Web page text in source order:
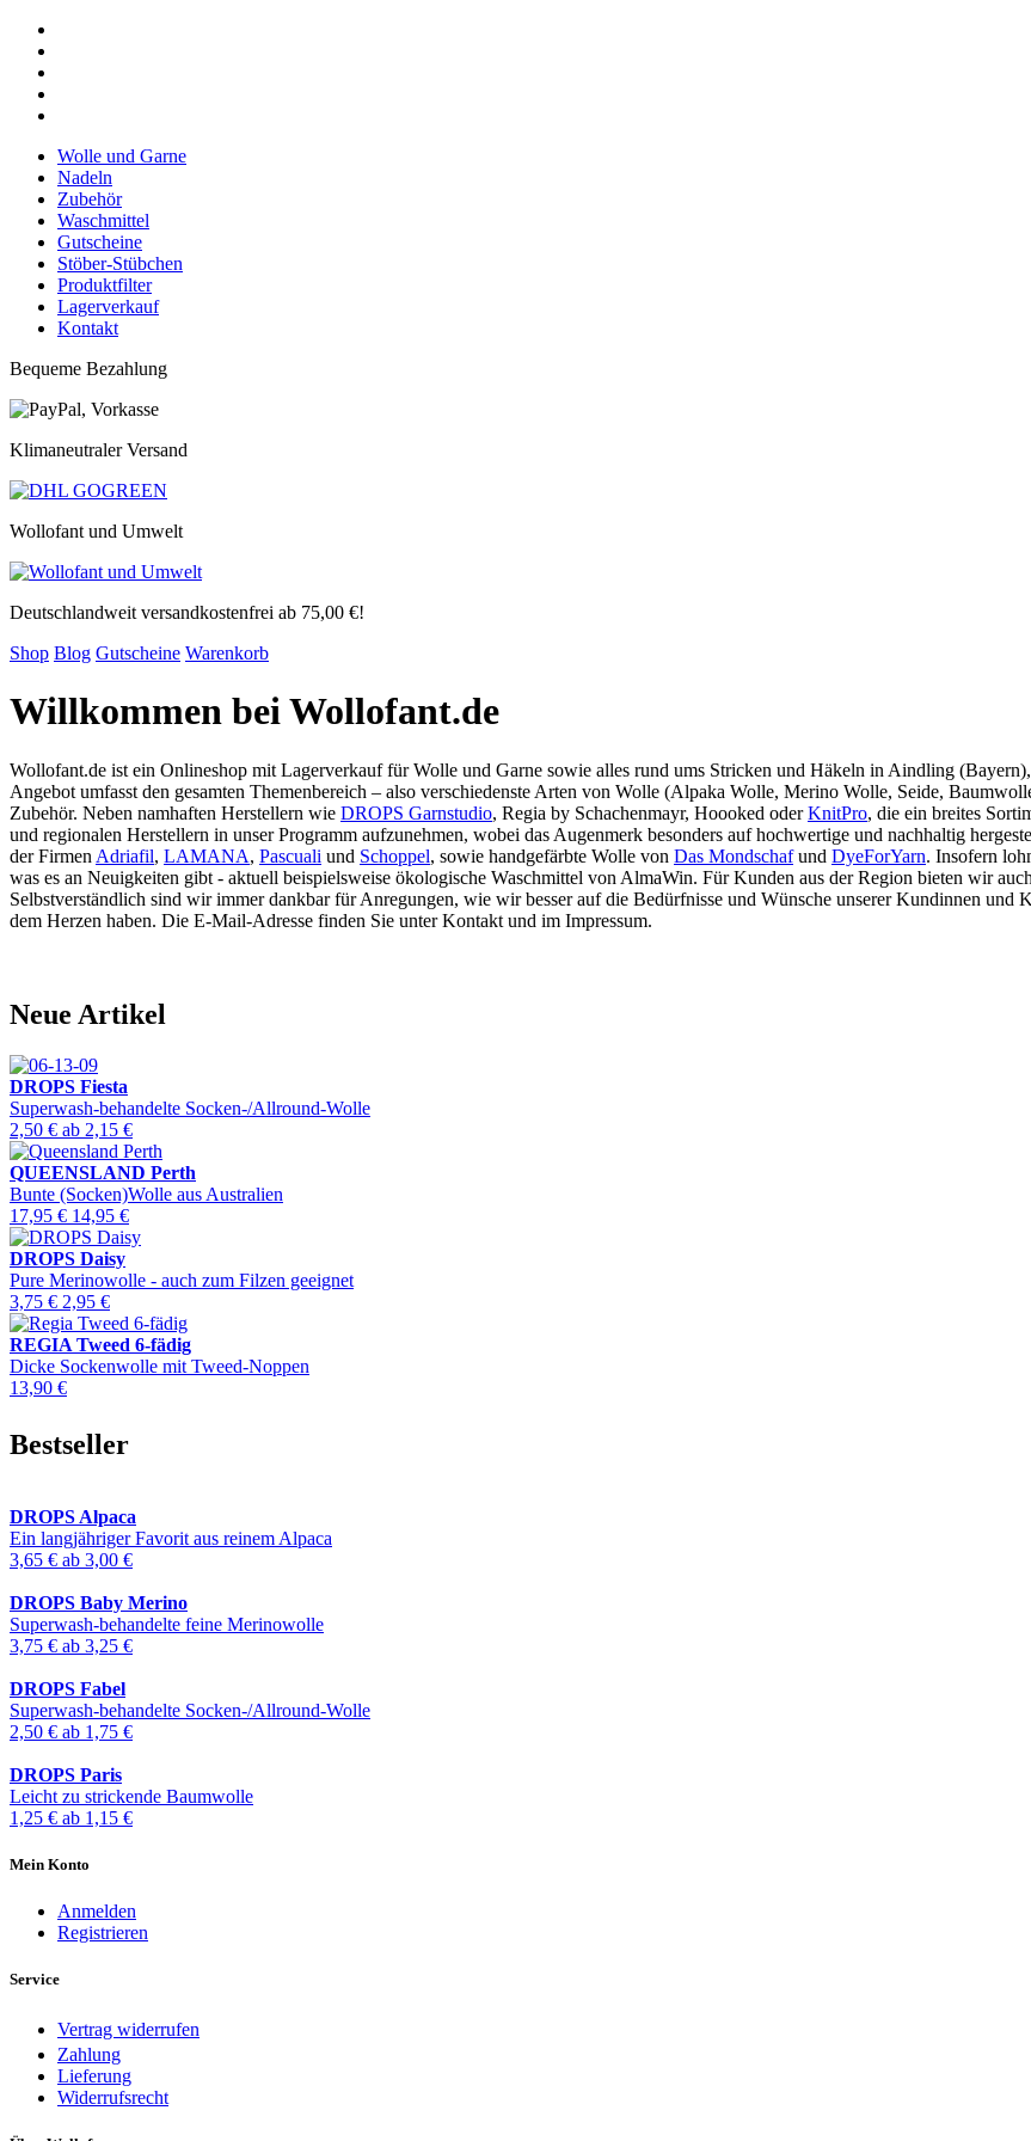
Wolle und Garne
Nadeln
Zubehör
Waschmittel
Gutscheine
Stöber-Stübchen
Produktfilter
Lagerverkauf
Kontakt
Bequeme Bezahlung
Klimaneutraler Versand
Wollofant und Umwelt
Deutschlandweit versandkostenfrei ab 75,00 €!
Shop Blog Gutscheine Warenkorb
Willkommen bei Wollofant.de
Wollofant.de ist ein Onlineshop mit Lagerverkauf für Wolle und Garne sowie alles rund ums Stricken und Häkeln in Aindling
Angebot umfasst den gesamten Themenbereich – also verschiedenste Arten von Wolle (Alpaka Wolle, Merino Wolle, Seide,
Zubehör. Neben namhaften Herstellern wie DROPS Garnstudio, Regia by Schachenmayr, Hoooked oderKnitPro, die ein breites
und regionalen Herstellern in unser Programm aufzunehmen, wobei das Augenmerk besonders auf hochwertige und nachhaltig
der Firmen Adriafil, LAMANA, Pascuali und Schoppel, sowie handgefärbte Wolle von Das Mondschafund DyeForYarn. Insofern
was es an Neuigkeiten gibt - aktuell beispielsweise ökologische Waschmittel von AlmaWin. Für Kunden aus der Region bieten wir
Selbstverständlich sind wir immer dankbar für Anregungen, wie wir besser auf die Bedürfnisse und Wünsche unserer Kundinnen und
dem Herzen haben. Die E-Mail-Adresse finden Sie unter Kontakt und im Impressum.
Neue Artikel
DROPS Fiesta
Superwash-behandelte Socken-/Allround-Wolle
2,50 € ab 2,15 €
QUEENSLAND Perth
Bunte (Socken)Wolle aus Australien
17,95 € 14,95 €
DROPS Daisy
Pure Merinowolle - auch zum Filzen geeignet
3,75 € 2,95 €
REGIA Tweed 6-fädig
Dicke Sockenwolle mit Tweed-Noppen
13,90 €
Bestseller
DROPS Alpaca
Ein langjähriger Favorit aus reinem Alpaca
3,65 € ab 3,00 €
DROPS Baby Merino
Superwash-behandelte feine Merinowolle
3,75 € ab 3,25 €
DROPS Fabel
Superwash-behandelte Socken-/Allround-Wolle
2,50 € ab 1,75 €
DROPS Paris
Leicht zu strickende Baumwolle
1,25 € ab 1,15 €
Mein Konto
Anmelden
Registrieren
Service
Vertrag widerrufen
Zahlung
Lieferung
Widerrufsrecht